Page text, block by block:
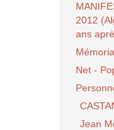
2012
ans
Net -
Jean